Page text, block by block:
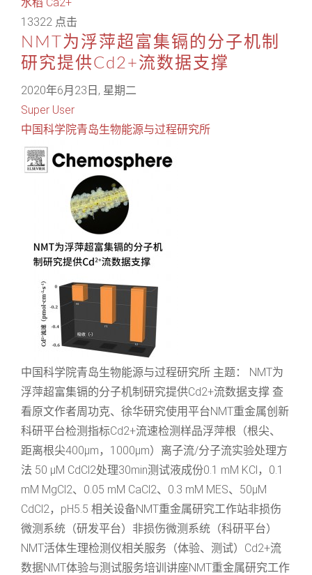
13322 点击
NMT为浮萍超富集镉的分子机制
研究提供Cd2+流数据支撑
2020年6月23日, 星期二
Super User
中国科学院青岛生物能源与过程研究所
中国科学院青岛生物能源与过程研究所 主题： NMT为
浮萍超富集镉的分子机制研究提供Cd2+流数据支撑 查
看原文作者周功克、徐华研究使用平台NMT重金属创新
科研平台检测指标Cd2+流速检测样品浮萍根（根尖、
距离根尖400μm，1000μm）离子流/分子流实验处理方
法 50 μM CdCl2处理30min测试液成份0.1 mM KCl，0.1
mM MgCl2、0.05 mM CaCl2、0.3 mM MES、50μM
CdCl2，pH5.5 相关设备NMT重金属研究工作站非损伤
微测系统（研发平台）非损伤微测系统（科研平台）
NMT活体生理检测仪相关服务（体验、测试）Cd2+流
数据NMT体验与测试服务培训讲座NMT重金属研究工作